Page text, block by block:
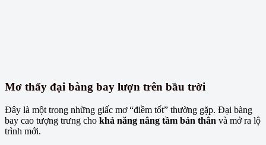
Mơ thấy đại bàng bay lượn trên bầu trời
Đây là một trong những giấc mơ “điềm tốt” thường gặp. Đại bàng
bay cao tượng trưng cho khả năng nâng tầm bản thân và mở ra lộ
trình mới.